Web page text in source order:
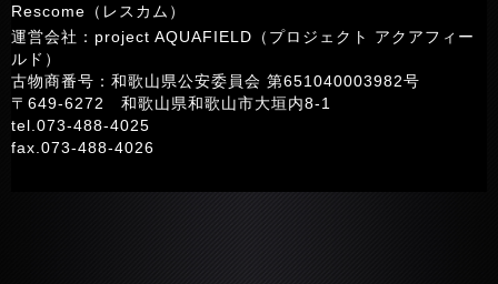
Rescome（レスカム）
運営会社：project AQUAFIELD（プロジェクト アクアフィー
ルド）
古物商番号：和歌山県公安委員会 第651040003982号
〒649-6272 和歌山県和歌山市大垣内8-1
tel.073-488-4025
fax.073-488-4026